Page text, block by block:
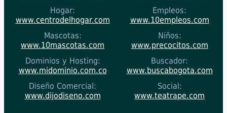
Hogar:
www.centrodelhogar.com
Empleos:
www.10empleos.com
Mascotas:
www.10mascotas.com
Niños:
www.precocitos.com
Dominios y Hosting:
www.midominio.com.co
Buscador:
www.buscabogota.com
Diseño Comercial:
www.dijodiseno.com
Social:
www.teatrape.com